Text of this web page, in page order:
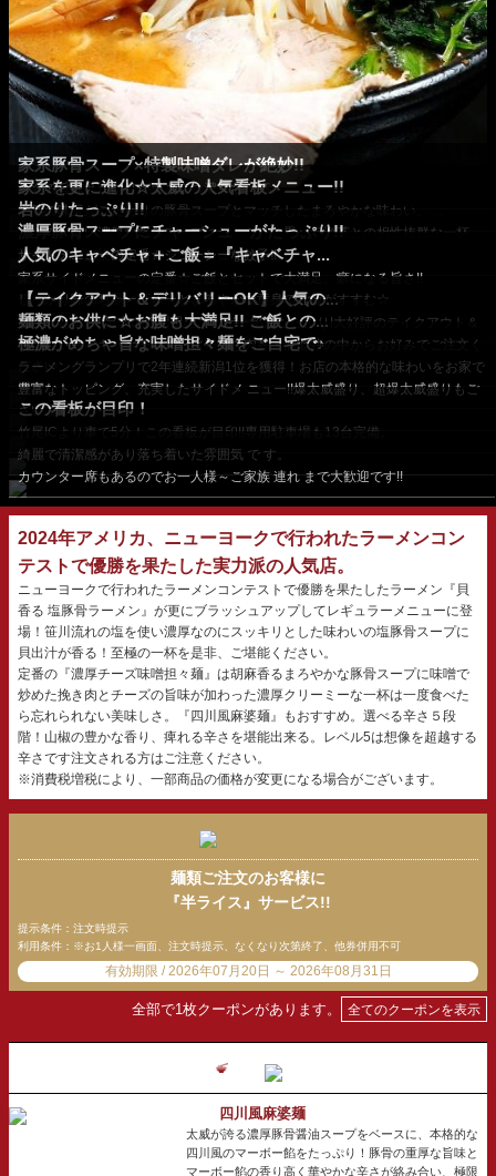
家系豚骨スープ×特製味噌ダレが絶妙!!
魚介の旨味とかおりが引き立つ濃厚な一杯。
家系を更に進化☆太威の人気看板メニュー!!
半熟の味玉がこだわりの豚骨スープとマッチしたまろやかな味わい。 ...
岩のりたっぷり!!
くさみがない濃厚な豚骨スープにたっぷりの黒バラ海苔との相性抜群な一杯
濃厚豚骨スープにチャーシューがたっぷり!!
豚骨スープが染み込んだチャーシューは激旨。
サイドメニューの定番☆ジューシーな餃子!!
...
人気のキャベチャ＋ご飯＝『キャベチャ...
家系サイドメニューの定番☆ご飯とセットで大満足。癖になる旨さ!!
※キャベチャ単品（250...
しっかり味のちゃーしゅーとまろやかな黄身でご飯がすすむ☆
...
【テイクアウト＆デリバリーOK】人気の...
ピリッと辛い!!旨辛の四川風のマーボー餡がたっぷり!大好評のテイクアウト＆
デリバリーメニュー♪
麺類のお供に☆お腹も大満足!! ご飯との...
まかない丼・キャべチャ丼・旨辛ひき肉丼・麻婆丼の中からお好みでご注文く
ださい。
極濃がめちゃ旨な味噌担々麺をご自宅で♪
ラーメングランプリで2年連続新潟1位を獲得！お店の本格的な味わいをお家で
満喫。
豊富なトッピング、充実したサイドメ ニュー!!爆太威盛り、超爆太威盛りもご
ざいます
この看板が目印！
竹尾ICより車で5分！この看板が目印!!専用駐車場も13台完備。
綺麗で清潔感があり落ち着いた雰囲気 で す。
カウンター席もあるのでお一人様～ご家族 連れ まで大歓迎です!!
2024年アメリカ、ニューヨークで行われたラーメンコン
テストで優勝を果たした実力派の人気店。
ニューヨークで行われたラーメンコンテストで優勝を果たしたラーメン『貝
香る 塩豚骨ラーメン』が更にブラッシュアップしてレギュラーメニューに登
場！笹川流れの塩を使い濃厚なのにスッキリとした味わいの塩豚骨スープに
貝出汁が香る！至極の一杯を是非、ご堪能ください。
定番の『濃厚チーズ味噌担々麺』は胡麻香るまろやかな豚骨スープに味噌で
炒めた挽き肉とチーズの旨味が加わった濃厚クリーミーな一杯は一度食べた
ら忘れられない美味しさ。『四川風麻婆麺』もおすすめ。選べる辛さ５段
階！山椒の豊かな香り、痺れる辛さを堪能出来る。レベル5は想像を超越する
辛さです注文される方はご注意ください。
※消費税増税により、一部商品の価格が変更になる場合がございます。
麺類ご注文のお客様に
『半ライス』サービス!!
提示条件：注文時提示
利用条件：※お1人様一画面、注文時提示、なくなり次第終了、他券併用不可
有効期限 / 2026年07月20日 ～ 2026年08月31日
全部で1枚クーポンがあります。 全てのクーポンを表示
四川風麻婆麺
太威が誇る濃厚豚骨醤油スープをベースに、本格的な
四川風のマーボー餡をたっぷり！豚骨の重厚な旨味と
マーボー餡の香り高く華やかな辛さが絡み合い、極限